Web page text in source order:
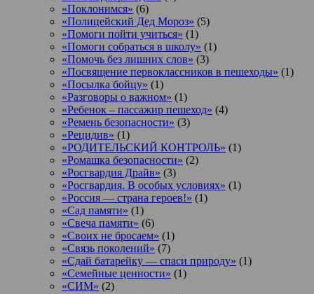
«Поклонимся» (6)
«Полицейский Дед Мороз» (5)
«Помоги пойти учиться» (1)
«Помоги собраться в школу» (1)
«Помочь без лишних слов» (3)
«Посвящение первоклассников в пешеходы» (1)
«Посылка бойцу» (1)
«Разговоры о важном» (1)
«Ребенок – пассажир пешеход» (4)
«Ремень безопасности» (3)
«Рецидив» (1)
«РОДИТЕЛЬСКИЙ КОНТРОЛЬ» (1)
«Ромашка безопасности» (2)
«Росгвардия Драйв» (3)
«Росгвардия. В особых условиях» (1)
«Россия — страна героев!» (1)
«Сад памяти» (1)
«Свеча памяти» (6)
«Своих не бросаем» (1)
«Связь поколений» (7)
«Сдай батарейку — спаси природу» (1)
«Семейные ценности» (1)
«СИМ» (2)